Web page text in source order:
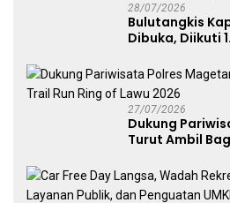
28/07/2026
Bulutangkis
Dibuka, Diikuti
27/07/2026
Dukung
Turut Ambil